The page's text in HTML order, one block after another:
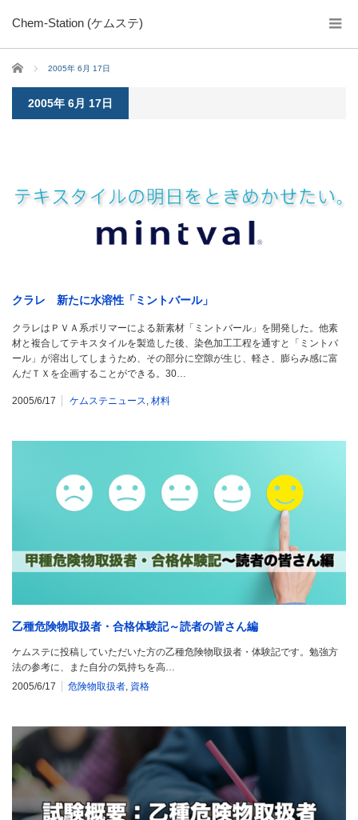
Chem-Station (ケムステ)
ホーム 2005年 6月 17日
2005年 6月 17日
クラレ 新たに水溶性「ミントバール」
クラレはＰＶＡ系ポリマーによる新素材「ミントバール」を開発した。他素
材と複合してテキスタイルを製造した後、染色加工工程を通すと「ミントバ
ール」が溶出してしまうため、その部分に空隙が生じ、軽さ、膨らみ感に富
んだＴＸを企画することができる。30…
2005/6/17 ケムステニュース 材料
乙種危険物取扱者・合格体験記～読者の皆さん編
ケムステに投稿していただいた方の乙種危険物取扱者・体験記です。勉強方
法の参考に、また自分の気持ちを高…
2005/6/17
危険物取扱者 資格